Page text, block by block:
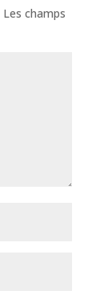
Les champs